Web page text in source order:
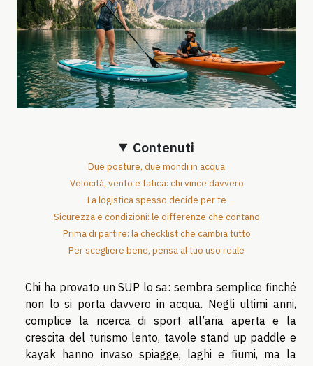
Contenuti
Due posture, due mondi in acqua
Velocità, vento e fatica: chi vince davvero
La logistica spesso decide per te
Sicurezza e condizioni: le differenze che contano
Prima di partire: la checklist che cambia tutto
Per scegliere bene, pensa al tuo uso reale
Chi ha provato un SUP lo sa: sembra semplice finché
non lo si porta davvero in acqua. Negli ultimi anni,
complice la ricerca di sport all’aria aperta e la
crescita del turismo lento, tavole stand up paddle e
kayak hanno invaso spiagge, laghi e fiumi, ma la